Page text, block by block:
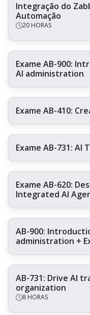
Integração do
Automação
20 HORAS
Exame AB-900:
AI administration
Exame AB-410:
Exame AB-731:
Exame AB-620:
Integrated AI
AB-900:
administration +
AB-731: Drive AI
organization
8 HORAS